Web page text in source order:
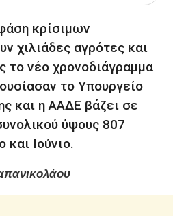
κρίσιμων
χιλιάδες αγρότες και
το νέο χρονοδιάγραμμα
το Υπουργείο
και η ΑΑΔΕ βάζει σε
ύψους 807
Ιούνιο.